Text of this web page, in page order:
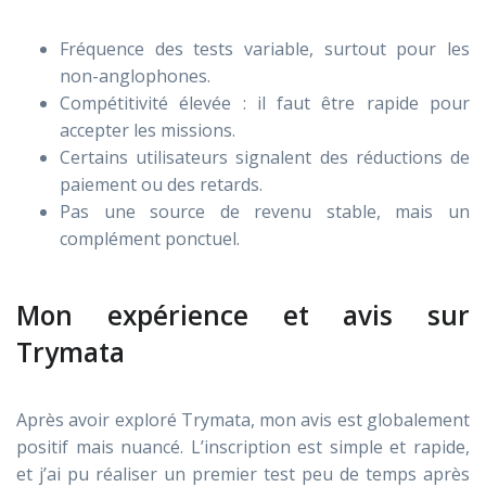
Fréquence des tests variable, surtout pour les
non-anglophones.
Compétitivité élevée : il faut être rapide pour
accepter les missions.
Certains utilisateurs signalent des réductions de
paiement ou des retards.
Pas une source de revenu stable, mais un
complément ponctuel.
Mon expérience et avis sur
Trymata
Après avoir exploré Trymata, mon avis est globalement
positif mais nuancé. L’inscription est simple et rapide,
et j’ai pu réaliser un premier test peu de temps après